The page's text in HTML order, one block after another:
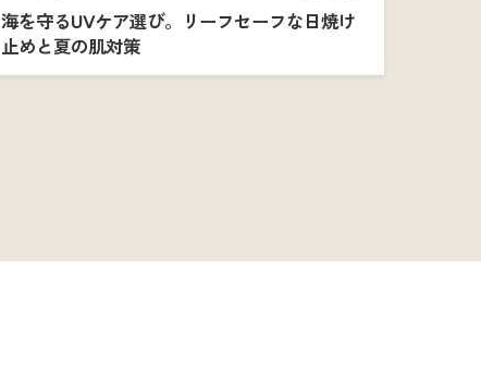
海を守るUVケア選び。リーフセーフな日焼け
止めと夏の肌対策